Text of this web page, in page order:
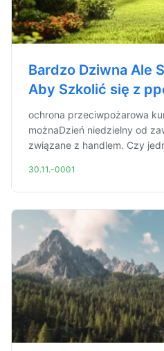
Bardzo Dziwna Ale
Aby Szkolić się z
ochrona przeciwpożarowa
możnaDzień niedzielny od
związane z handlem. Czy
30.11.-0001